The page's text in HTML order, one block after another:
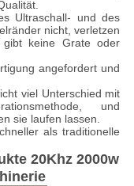
Ultraschall- und des
nicht, verletzen
keine Grate oder
angefordert und
viel Unterschied mit
und
sie laufen lassen.
als traditionelle
20Khz 2000w